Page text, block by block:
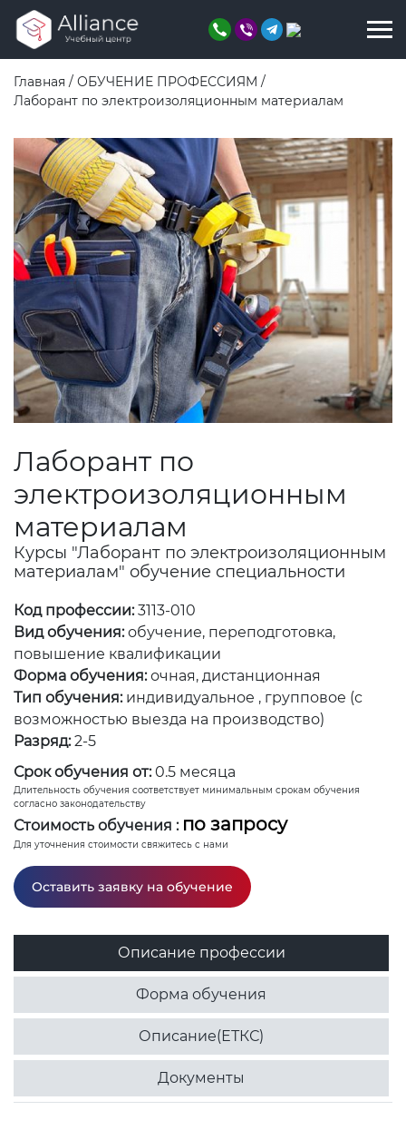
Главная / ОБУЧЕНИЕ ПРОФЕССИЯМ /
Лаборант по электроизоляционным материалам
Лаборант по
электроизоляционным
материалам
Курсы "Лаборант по электроизоляционным
материалам" обучение специальности
Код профессии:3113-010
Вид обучения: обучение, переподготовка,
повышение квалификации
Форма обучения: очная, дистанционная
Тип обучения: индивидуальное , групповое (с
возможностью выезда на производство)
Разряд: 2-5
Срок обучения от: 0.5 месяца
Длительность обучения соответствует минимальным срокам обучения
согласно законодательству
Стоимость обучения : по запросу
Для уточнения стоимости свяжитесь с нами
Оставить заявку на обучение
Описание профессии
Форма обучения
Описание(ЕТКС)
Документы